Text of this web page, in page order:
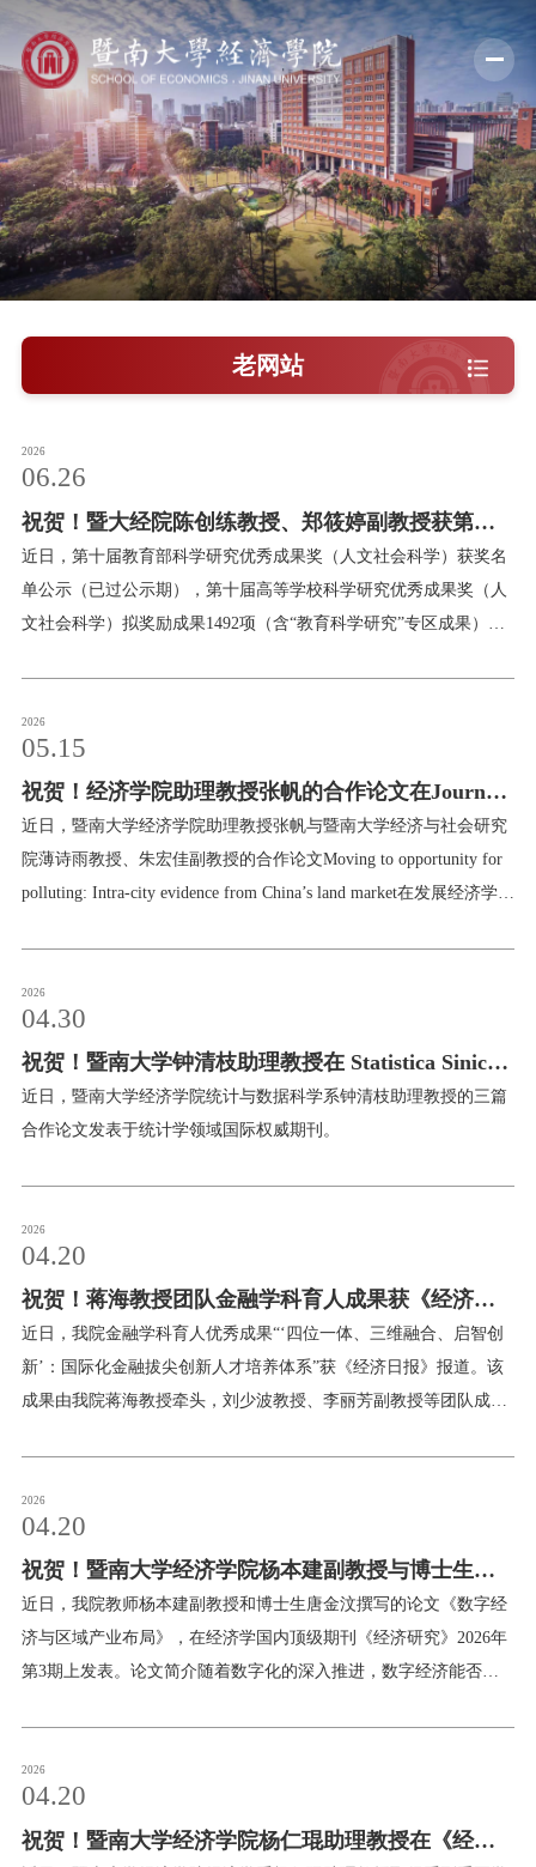
学院概况
新闻中心
师资队伍
科学研究
教学培养
学院党建
校友服务
学生 访客 招聘 校友 教职工
老网站
2026
06.26
祝贺！暨大经院陈创练教授、郑筱婷副教授获第十
届教育部科学研究优秀成果奖
近日，第十届教育部科学研究优秀成果奖（人文社会科学）获奖名
单公示（已过公示期），第十届高等学校科学研究优秀成果奖（人
文社会科学）拟奖励成果1492项（含“教育科学研究”专区成果）。
普通高中教育还是中等职业教育——高中阶段不同类型教育期望回
报率的实证分析》荣获三等奖。教育部高等学校科学研究优秀成果
奖（人文社会科学）旨在表彰奖励高校哲学社会科学工作者取得的
突出成绩，展示高校社科界服务党和国家事业发展的重大理论与实
践成果，推动高校加快构建中国特色哲学社会科学。
2026
05.15
祝贺！经济学院助理教授张帆的合作论文在Journal
of Development Economics发表
近日，暨南大学经济学院助理教授张帆与暨南大学经济与社会研究
院薄诗雨教授、朱宏佳副教授的合作论文Moving to opportunity for
polluting: Intra-city evidence from China’s land market在发展经济学国
并基于中国工业用地交易数据识别了供地决策与企业选址需求的双
重驱动机制。
2026
04.30
祝贺！暨南大学钟清枝助理教授在 Statistica Sinica
及 Biometrics 等国际权威期刊发表多项研究成果
近日，暨南大学经济学院统计与数据科学系钟清枝助理教授的三篇
合作论文发表于统计学领域国际权威期刊。
2026
04.20
祝贺！蒋海教授团队金融学科育人成果获《经济日
报》报道
近日，我院金融学科育人优秀成果“‘四位一体、三维融合、启智创
新’：国际化金融拔尖创新人才培养体系”获《经济日报》报道。该
成果由我院蒋海教授牵头，刘少波教授、李丽芳副教授等团队成员
学界同行高度评价。以下为原文报道在全球经济一体化、AI技术加
速演进的时代背景下，金融领域对高素质创新型人才的需求日益迫
切。
2026
04.20
祝贺！暨南大学经济学院杨本建副教授与博士生合
作论文在《经济研究》发表
近日，我院教师杨本建副教授和博士生唐金汶撰写的论文《数字经
济与区域产业布局》，在经济学国内顶级期刊《经济研究》2026年
第3期上发表。论文简介随着数字化的深入推进，数字经济能否提
易成本、超地理空间和低搜寻成本特性，构建了一个数字经济影响
地区产业专业化的理论框架。采用2013—2019 年中国工商注册企业
数据，本文在城市层面对这一理论框架进行了实证检验。研究发
2026
04.20
祝贺！暨南大学经济学院杨仁琨助理教授在《经济